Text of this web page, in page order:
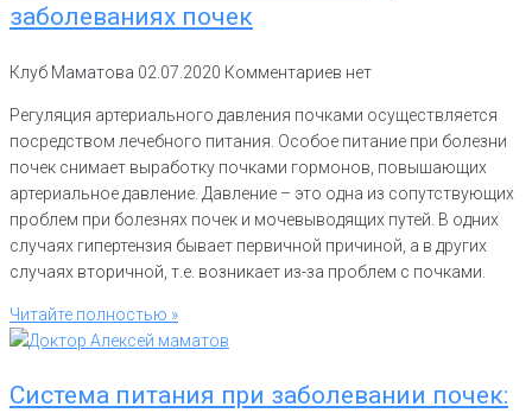
заболеваниях почек
Клуб Маматова 02.07.2020 Комментариев нет
Регуляция артериального давления почками осуществляется
посредством лечебного питания. Особое питание при болезни
почек снимает выработку почками гормонов, повышающих
артериальное давление. Давление – это одна из сопутствующих
проблем при болезнях почек и мочевыводящих путей. В одних
случаях гипертензия бывает первичной причиной, а в других
случаях вторичной, т.е. возникает из-за проблем с почками.
Читайте полностью »
Система питания при заболевании почек: